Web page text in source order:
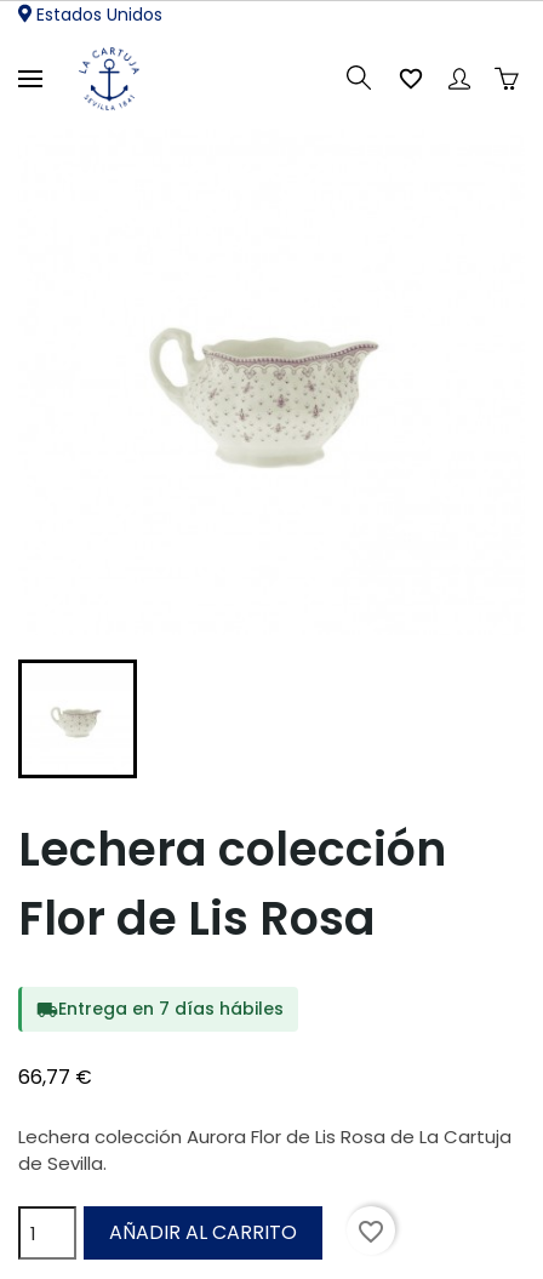
Estados Unidos

Lechera colección
Flor de Lis Rosa
local_shippingEntrega en 7 días hábiles
66,77 €
Lechera colección Aurora Flor de Lis Rosa de La Cartuja
de Sevilla.
AÑADIR AL CARRITO favorite_border